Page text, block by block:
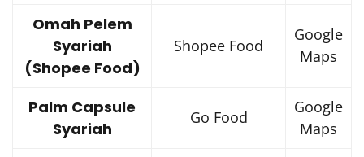
Omah Pelem
Syariah
(Shopee Food)
Shopee Food
Google
Maps
Palm Capsule
Syariah
Go Food
Google
Maps